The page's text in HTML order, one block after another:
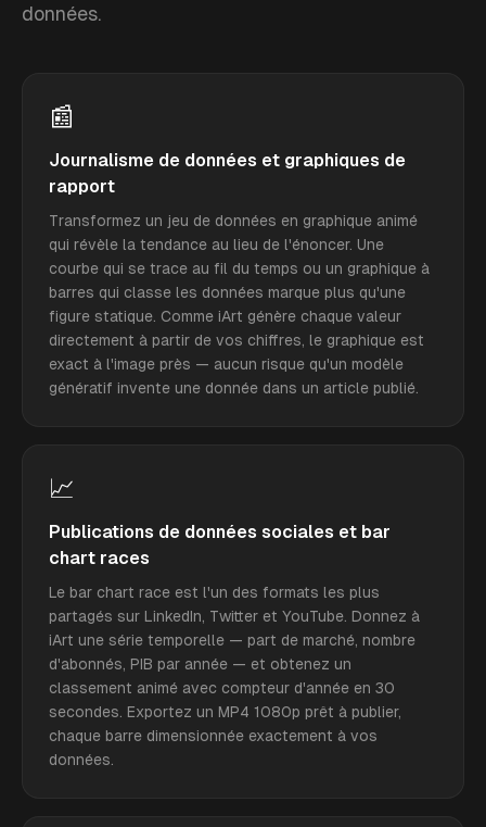
données.
📰
Journalisme de données et graphiques de
rapport
Transformez un jeu de données en graphique animé
qui révèle la tendance au lieu de l'énoncer. Une
courbe qui se trace au fil du temps ou un graphique à
barres qui classe les données marque plus qu'une
figure statique. Comme iArt génère chaque valeur
directement à partir de vos chiffres, le graphique est
exact à l'image près — aucun risque qu'un modèle
génératif invente une donnée dans un article publié.
📈
Publications de données sociales et bar
chart races
Le bar chart race est l'un des formats les plus
partagés sur LinkedIn, Twitter et YouTube. Donnez à
iArt une série temporelle — part de marché, nombre
d'abonnés, PIB par année — et obtenez un
classement animé avec compteur d'année en 30
secondes. Exportez un MP4 1080p prêt à publier,
chaque barre dimensionnée exactement à vos
données.